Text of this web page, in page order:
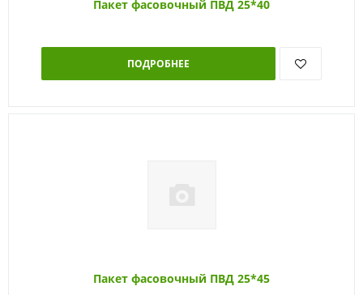
Пакет фасовочный ПВД 25*40
ПОДРОБНЕЕ
Пакет фасовочный ПВД 25*45